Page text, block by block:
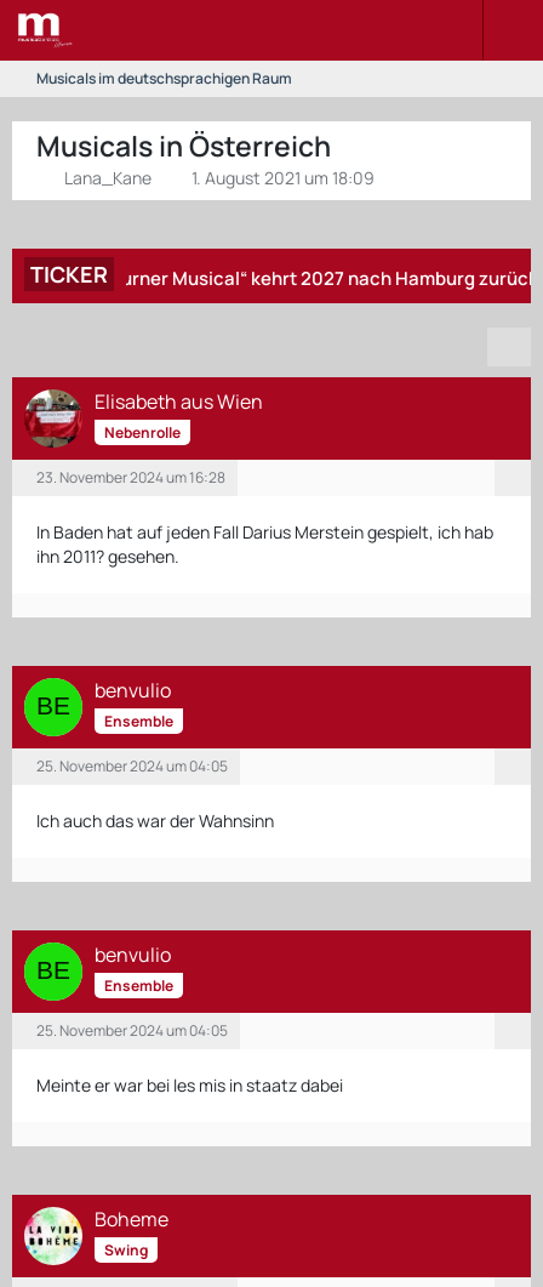
Musicals im deutschsprachigen Raum
Musicals in Österreich
Lana_Kane 1. August 2021 um 18:09
TICKER
Tina Turner Musical“ kehrt 2027 nach Hamburg zurück –
Elisabeth aus Wien
Nebenrolle
23. November 2024 um 16:28
In Baden hat auf jeden Fall Darius Merstein gespielt, ich hab
ihn 2011? gesehen.
benvulio
Ensemble
25. November 2024 um 04:05
Ich auch das war der Wahnsinn
benvulio
Ensemble
25. November 2024 um 04:05
Meinte er war bei les mis in staatz dabei
Boheme
Swing